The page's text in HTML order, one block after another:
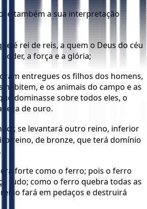
e também a sua interpretação
é rei de reis, a quem o Deus do céu
a força e a glória;
entregues os filhos dos homens,
habitem, e os animais do campo e as
dominasse sobre todos eles, o
de ouro.
se levantará outro reino, inferior
reino, de bronze, que terá domínio
forte como o ferro; pois o ferro
tudo; como o ferro quebra todas as
reino fará em pedaços e destruirá